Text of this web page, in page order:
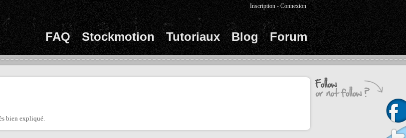
FAQ Stockmotion Tutoriaux Blog Forum
Inscription -Connexion
bien expliqué.